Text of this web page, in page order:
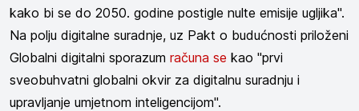
kako bi se do 2050. godine postigle nulte emisije ugljika".
Na polju digitalne suradnje, uz Pakt o budućnosti priloženi
Globalni digitalni sporazum računa se kao "prvi
sveobuhvatni globalni okvir za digitalnu suradnju i
upravljanje umjetnom inteligencijom".